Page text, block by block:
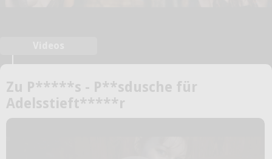
Zu P*****s - P**sdusche für
Adelsstieft*****r